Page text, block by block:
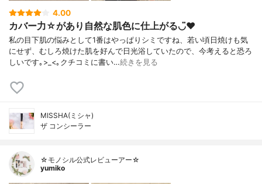
4.00
カバー力☆があり自然な肌色に仕上がる◡̈♥︎
私の目下肌の悩みとして1番はやっぱりシミですね、若い頃日焼けも気
にせず、むしろ焼けた肌を好んで日光浴していたので、今考えると恐ろ
しいです｡>_<｡クチコミに書い…続きを見る
MISSHA(ミシャ)
ザ コンシーラー
☆モノシル公式レビューアー☆
yumiko